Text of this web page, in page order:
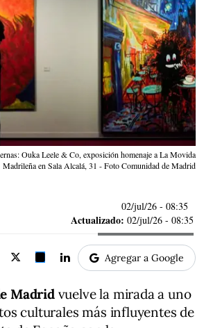
Ouka Leele & Co, exposición homenaje a La Movida
Madrileña en Sala Alcalá, 31 - Foto Comunidad de Madrid
02/jul/26 - 08:35
Actualizado: 02/jul/26 - 08:35
Agregar a Google
Madridvuelve la mirada a uno
culturales más influyentes de